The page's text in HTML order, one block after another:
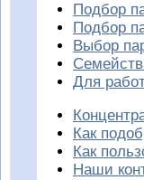
Подбор
Подбор
Выбор
Для
Как
Как
Наши